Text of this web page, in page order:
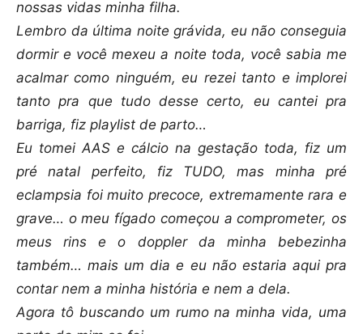
nossas vidas minha filha.
Lembro da última noite grávida, eu não conseguia
dormir e você mexeu a noite toda, você sabia me
acalmar como ninguém, eu rezei tanto e implorei
tanto pra que tudo desse certo, eu cantei pra
barriga, fiz playlist de parto…
Eu tomei AAS e cálcio na gestação toda, fiz um
pré natal perfeito, fiz TUDO, mas minha pré
eclampsia foi muito precoce, extremamente rara e
grave… o meu fígado começou a comprometer, os
meus rins e o doppler da minha bebezinha
também… mais um dia e eu não estaria aqui pra
contar nem a minha história e nem a dela.
Agora tô buscando um rumo na minha vida, uma